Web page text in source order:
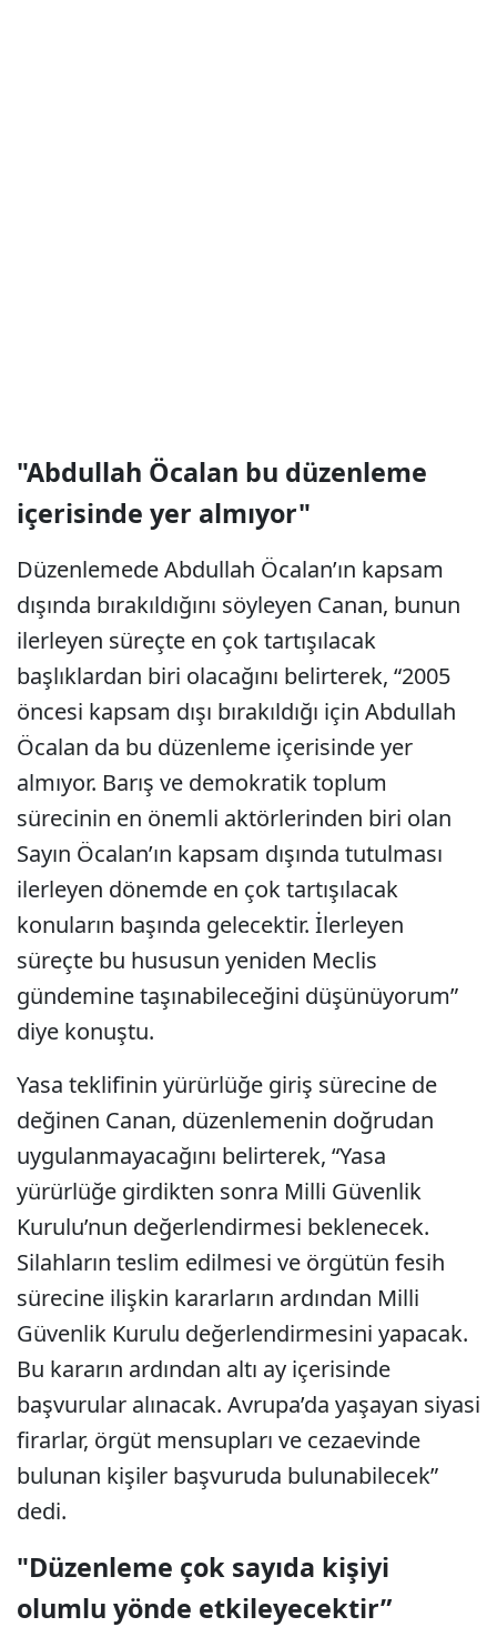
"Abdullah Öcalan bu düzenleme
içerisinde yer almıyor"
Düzenlemede Abdullah Öcalan’ın kapsam
dışında bırakıldığını söyleyen Canan, bunun
ilerleyen süreçte en çok tartışılacak
başlıklardan biri olacağını belirterek, “2005
öncesi kapsam dışı bırakıldığı için Abdullah
Öcalan da bu düzenleme içerisinde yer
almıyor. Barış ve demokratik toplum
sürecinin en önemli aktörlerinden biri olan
Sayın Öcalan’ın kapsam dışında tutulması
ilerleyen dönemde en çok tartışılacak
konuların başında gelecektir. İlerleyen
süreçte bu hususun yeniden Meclis
gündemine taşınabileceğini düşünüyorum”
diye konuştu.
Yasa teklifinin yürürlüğe giriş sürecine de
değinen Canan, düzenlemenin doğrudan
uygulanmayacağını belirterek, “Yasa
yürürlüğe girdikten sonra Milli Güvenlik
Kurulu’nun değerlendirmesi beklenecek.
Silahların teslim edilmesi ve örgütün fesih
sürecine ilişkin kararların ardından Milli
Güvenlik Kurulu değerlendirmesini yapacak.
Bu kararın ardından altı ay içerisinde
başvurular alınacak. Avrupa’da yaşayan siyasi
firarlar, örgüt mensupları ve cezaevinde
bulunan kişiler başvuruda bulunabilecek”
dedi.
"Düzenleme çok sayıda kişiyi
olumlu yönde etkileyecektir”